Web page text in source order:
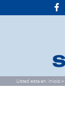
Usted esta en: Inicio >